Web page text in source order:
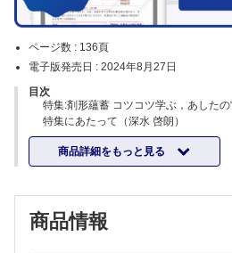
ページ数 : 136頁
電子版発売日 : 2024年8月27日
目次
特集:剤形蘊蓄 コツコツ学ぶ，あしたの
特集にあたって（深水 啓朗）
直面する疑問から学ぶ「経口剤」の剤テ
【錠剤】
・錠剤を粉砕するとどのくらいロスす
るの？（吉田 直樹 ほか）
・割線のある錠剤なら半錠にできます
商品詳細をもっと見る
商品情報